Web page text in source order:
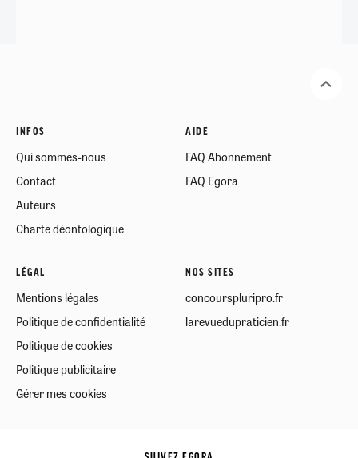
INFOS
Qui sommes-nous
Contact
Auteurs
Charte déontologique
AIDE
FAQ Abonnement
FAQ Egora
LÉGAL
Mentions légales
Politique de confidentialité
Politique de cookies
Politique publicitaire
Gérer mes cookies
NOS SITES
concourspluripro.fr
larevuedupraticien.fr